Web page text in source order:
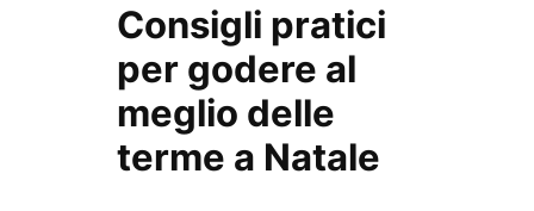
Consigli pratici
per godere al
meglio delle
terme a Natale